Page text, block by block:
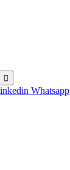
Whatsapp